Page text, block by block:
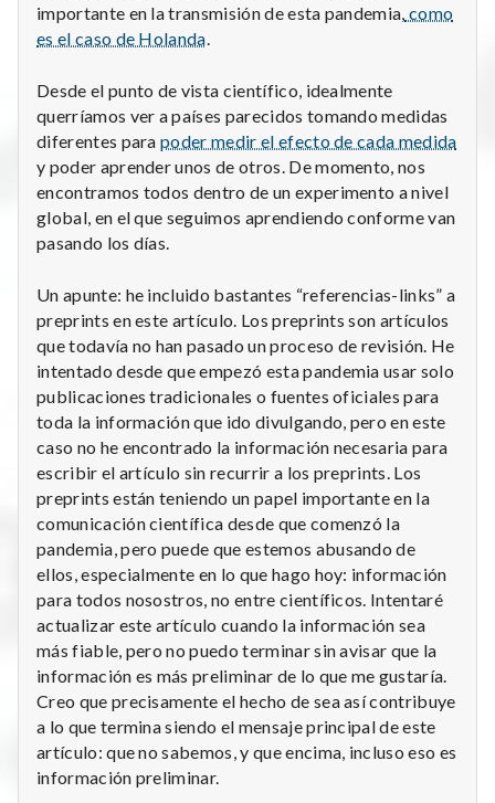
importante en la transmisión de esta pandemia, como
es el caso de Holanda.
Desde el punto de vista científico, idealmente
querríamos ver a países parecidos tomando medidas
diferentes parapoder medir el efecto de cada medida
y poder aprender unos de otros. De momento, nos
encontramos todos dentro de un experimento a nivel
global, en el que seguimos aprendiendo conforme van
pasando los días.
Un apunte: he incluido bastantes “referencias-links” a
preprints en este artículo. Los preprints son artículos
que todavía no han pasado un proceso de revisión. He
intentado desde que empezó esta pandemia usar solo
publicaciones tradicionales o fuentes oficiales para
toda la información que ido divulgando, pero en este
caso no he encontrado la información necesaria para
escribir el artículo sin recurrir a los preprints. Los
preprints están teniendo un papel importante en la
comunicación científica desde que comenzó la
pandemia, pero puede que estemos abusando de
ellos, especialmente en lo que hago hoy: información
para todos nosostros, no entre científicos. Intentaré
actualizar este artículo cuando la información sea
más fiable, pero no puedo terminar sin avisar que la
información es más preliminar de lo que me gustaría.
Creo que precisamente el hecho de sea así contribuye
a lo que termina siendo el mensaje principal de este
artículo: que no sabemos, y que encima, incluso eso es
información preliminar.